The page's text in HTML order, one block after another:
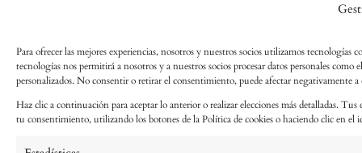
Para ofrecer las mejores experiencias, nosotros y nuestros socios utilizamos tecnologías
tecnologías nos permitirá a nosotros y a nuestros socios procesar datos personales
personalizados. No consentir o retirar el consentimiento, puede afectar negativamente a
Haz clic a continuación para aceptar lo anterior o realizar elecciones más detalladas.
tu consentimiento, utilizando los botones de la Política de cookies o haciendo clic en el